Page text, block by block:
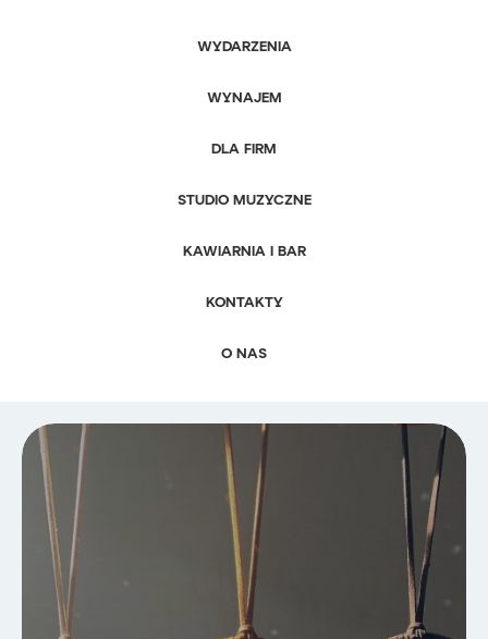
WYDARZENIA
WYNAJEM
DLA FIRM
STUDIO MUZYCZNE
KAWIARNIA I BAR
KONTAKTY
O NAS